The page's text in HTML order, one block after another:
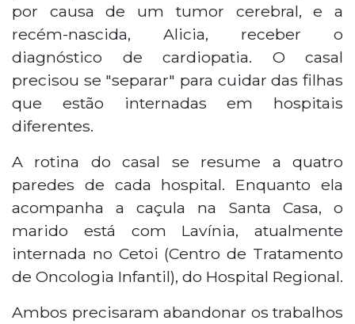
por causa de um tumor cerebral, e a
recém-nascida, Alicia, receber o
diagnóstico de cardiopatia. O casal
precisou se "separar" para cuidar das filhas
que estão internadas em hospitais
diferentes.
A rotina do casal se resume a quatro
paredes de cada hospital. Enquanto ela
acompanha a caçula na Santa Casa, o
marido está com Lavínia, atualmente
internada no Cetoi (Centro de Tratamento
de Oncologia Infantil), do Hospital Regional.
Ambos precisaram abandonar os trabalhos